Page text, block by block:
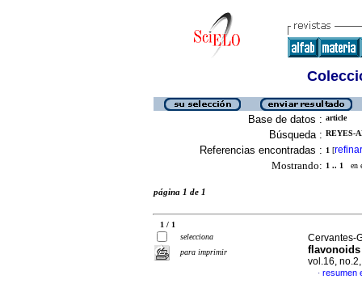
Base de datos : article
Búsqueda : REYES-
Referencias encontradas : 1 [refinar
Mostrando: 1 .. 1 en
página 1 de 1
1 / 1
selecciona
para imprimir
Cervantes-
vol.16,
· resumen